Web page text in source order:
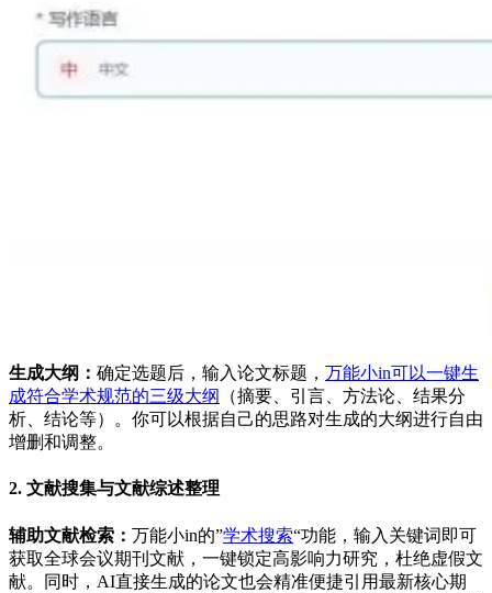
生成大纲： 确定选题后，输入论文标题， 万能小in可以一键生
成符合学术规范的三级大纲
（摘要、引言、方法论、结果分
析、结论等）。你可以根据自己的思路对生成的大纲进行自由
增删和调整。
2. 文献搜集与文献综述整理
辅助文献检索： 万能小in的”学术搜索“功能，输入关键词即可
获取全球会议期刊文献，一键锁定高影响力研究，杜绝虚假文
献。同时，AI直接生成的论文也会精准便捷引用最新核心期